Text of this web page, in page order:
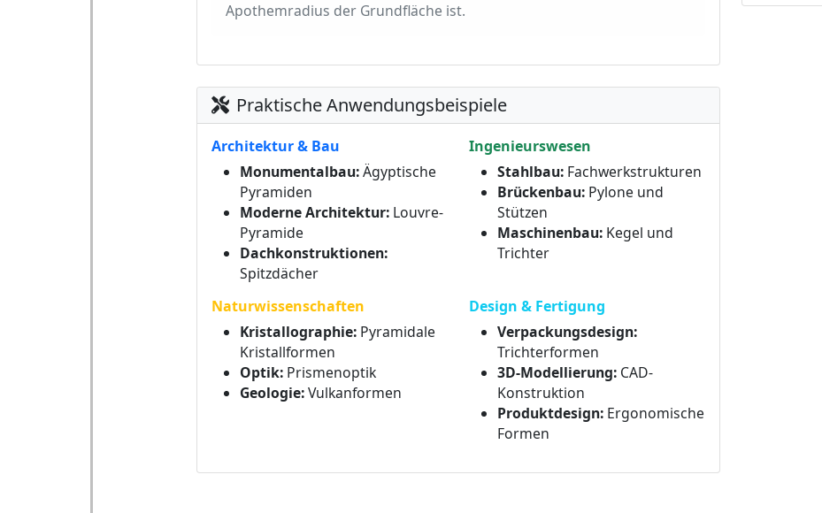
Apothemradius der Grundfläche ist.
Praktische Anwendungsbeispiele
Architektur & Bau
Monumentalbau:Ägyptische
Pyramiden
Moderne Architektur:Louvre-
Pyramide
Dachkonstruktionen:
Spitzdächer
Ingenieurswesen
Stahlbau:Fachwerkstrukturen
Brückenbau:Pylone und
Stützen
Maschinenbau:Kegel und
Trichter
Naturwissenschaften
Kristallographie:Pyramidale
Kristallformen
Optik:Prismenoptik
Geologie:Vulkanformen
Design & Fertigung
Verpackungsdesign:
Trichterformen
3D-Modellierung:CAD-
Konstruktion
Produktdesign:Ergonomische
Formen